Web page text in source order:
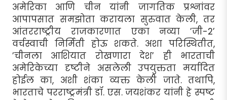
अमेरिका आणि चीन यांनी जागतिक प्रश्नांवर
आपापसात समझोता करायला सुरुवात केली, तर
आंतरराष्ट्रीय राजकारणात एका नव्या ’जी-2’
वर्चस्वाची निर्मिती होऊ शकते. अशा परिस्थितीत,
’चीनला आशियात रोखणारा देश’ ही भारताची
अमेरिकेच्या दृष्टीने असलेली उपयुक्तता मर्यादित
होईल का, अशी शंका व्यक्त केली जाते. तथापि,
भारताचे परराष्ट्रमंत्री डॉ. एस. जयशंकर यांनी हे स्पष्ट